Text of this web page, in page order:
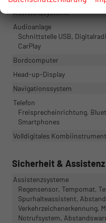
Assistenzsysteme
Audioanlage
Schnittstelle USB,
CarPlay
Bordcomputer
Head-up-Display
Navigationssystem
Telefon
Freisprecheinrichtung,
Smartphones
Volldigitales
Sicherheit & Assistenz
Assistenzsysteme
Regensensor, Tempomat,
Spurhalteassistent,
Verkehrzeichenerkennung,
Notrufsystem,